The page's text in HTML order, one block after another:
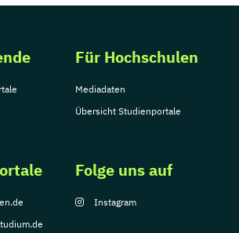
Für Hochschulen
Mediadaten
Übersicht Studienportale
Folge uns auf
Instagram